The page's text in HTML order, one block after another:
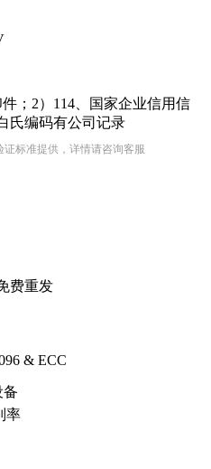
；2）114、国家企业信用信
氏编码有公司记录
标准提供，详情请咨询客服
费重发
& ECC
备
率